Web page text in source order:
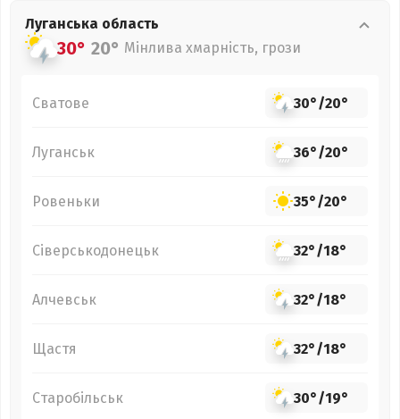
Луганська область
30° 20° Мінлива хмарність, грози
Сватове 30°/20°
Луганськ 36°/20°
Ровеньки 35°/20°
Сіверськодонецьк 32°/18°
Алчевськ 32°/18°
Щастя 32°/18°
Старобільськ 30°/19°